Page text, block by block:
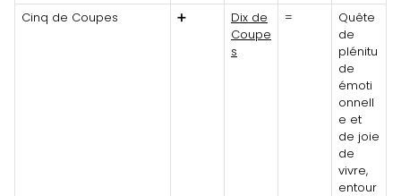
Cinq de Coupes
➕
Dix de
Coupe
s
=
Quête
de
plénitu
de
émoti
onnell
e et
de joie
de
vivre,
entour